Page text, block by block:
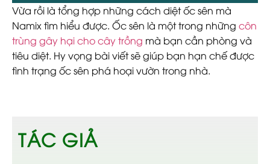
Vừa rồi là tổng hợp những cách diệt ốc sên mà
Namix tìm hiểu được. Ốc sên là một trong những côn
trùng gây hại cho cây trồng mà bạn cần phòng và
tiêu diệt. Hy vọng bài viết sẽ giúp bạn hạn chế được
tình trạng ốc sên phá hoại vườn trong nhà.
TÁC GIẢ